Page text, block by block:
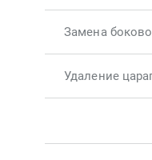
Замена
Удаление